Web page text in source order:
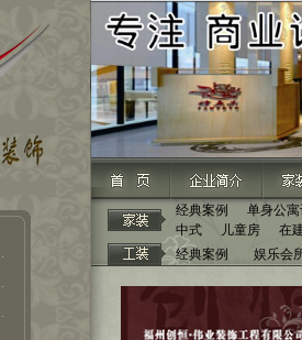
经典案例
单身公
中式
儿童房
在
经典案例
娱乐会